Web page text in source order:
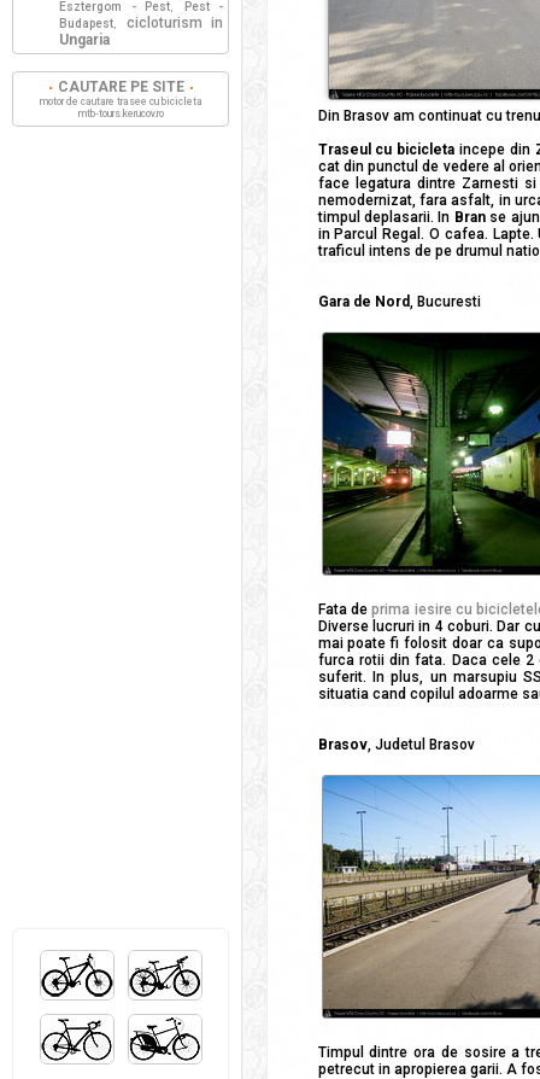
Din Brasov am continuat cu
Traseul cu bicicleta incepe din
cat din punctul de vedere al
face legatura dintre Zarnesti
nemodernizat, fara asfalt, in
timpul deplasarii. In Branse
in Parcul Regal. O cafea.
traficul intens de pe drumul
Gara de Nord, Bucuresti
Fata deprima iesire cu
Diverse lucruri in 4 coburi. Dar
mai poate fi folosit doar ca
furca rotii din fata. Daca cele
suferit. In plus, un marsupiu
situatia cand copilul adoarme
Brasov, Judetul Brasov
Timpul dintre ora de sosire a
petrecut in apropierea garii. A
Esztergom - Pest,
Pest -
Budapest,
cicloturism in
Ungaria
CAUTARE PE SITE
motor de cautare trasee cu bicicleta
mtb-tours.kerucov.ro